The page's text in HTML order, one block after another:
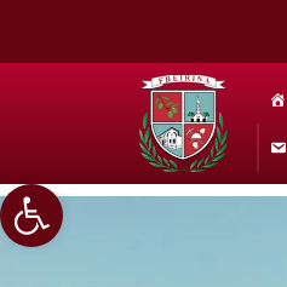
Abrir barra de